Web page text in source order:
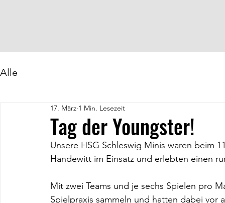
Alle
Tag der Youngster!
17. März 1 Min. Lesezeit
Unsere HSG Schleswig Minis waren beim
Handewitt im Einsatz und erlebten einen
Mit zwei Teams und je sechs Spielen pro
Spielpraxis sammeln und hatten dabei vor